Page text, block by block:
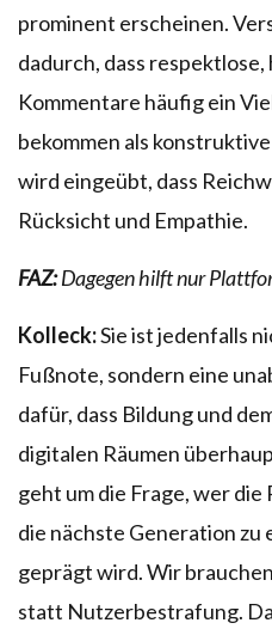
prominent erscheinen.
dadurch, dass
Kommentare häufig ein
bekommen als
wird eingeübt, dass
Rücksicht und Empathie.
FAZ:Dagegen hilft nur
Kolleck:Sie ist jedenfalls
Fußnote, sondern eine
dafür, dass Bildung und
digitalen Räumen
geht um die Frage, wer
die nächste Generation zu
geprägt wird. Wir
statt Nutzerbestrafung.